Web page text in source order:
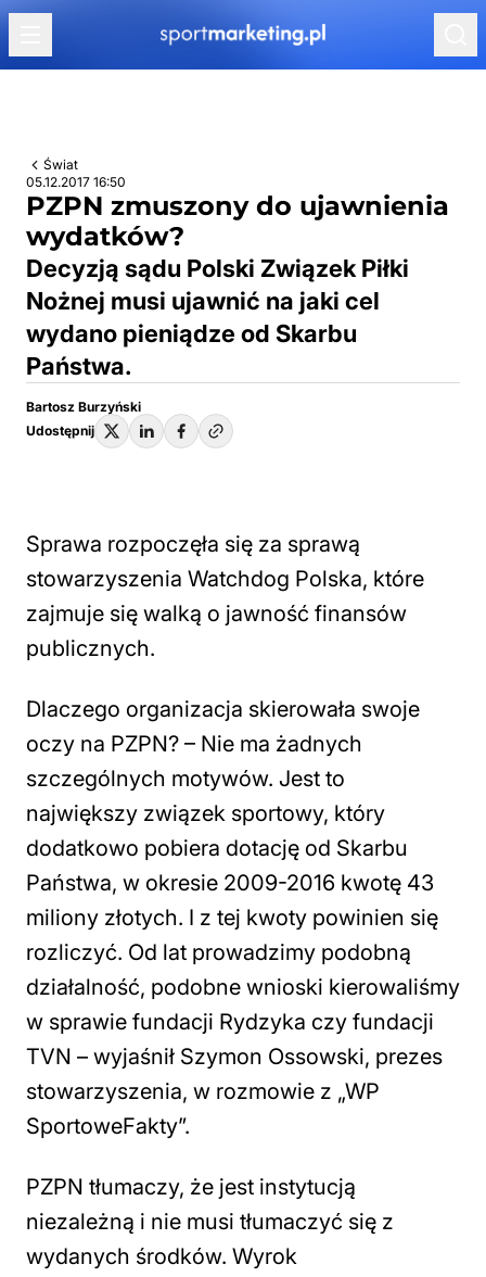
Przejdź do treści
Świat
05.12.2017 16:50
PZPN zmuszony do ujawnienia
wydatków?
Decyzją sądu Polski Związek Piłki
Nożnej musi ujawnić na jaki cel
wydano pieniądze od Skarbu
Państwa.
Bartosz Burzyński
Udostępnij
Sprawa rozpoczęła się za sprawą
stowarzyszenia Watchdog Polska, które
zajmuje się walką o jawność finansów
publicznych.
Dlaczego organizacja skierowała swoje
oczy na PZPN? – Nie ma żadnych
szczególnych motywów. Jest to
największy związek sportowy, który
dodatkowo pobiera dotację od Skarbu
Państwa, w okresie 2009-2016 kwotę 43
miliony złotych. I z tej kwoty powinien się
rozliczyć. Od lat prowadzimy podobną
działalność, podobne wnioski kierowaliśmy
w sprawie fundacji Rydzyka czy fundacji
TVN – wyjaśnił Szymon Ossowski, prezes
stowarzyszenia, w rozmowie z „WP
SportoweFakty”.
PZPN tłumaczy, że jest instytucją
niezależną i nie musi tłumaczyć się z
wydanych środków. Wyrok